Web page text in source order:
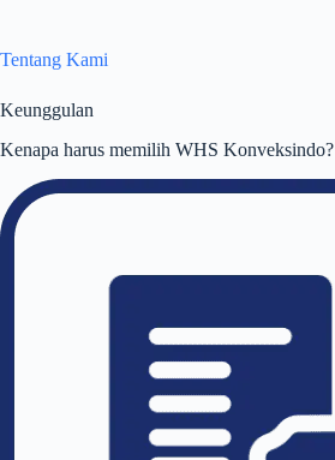
Tentang Kami
Keunggulan
Kenapa harus memilih WHS Konveksindo?